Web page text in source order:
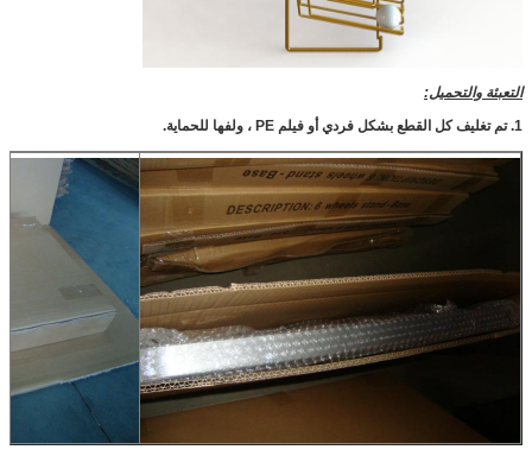
التعبئة والتحميل:
1. تم تغليف كل القطع بشكل فردي أو فيلم PE ، ولفها للحماية.